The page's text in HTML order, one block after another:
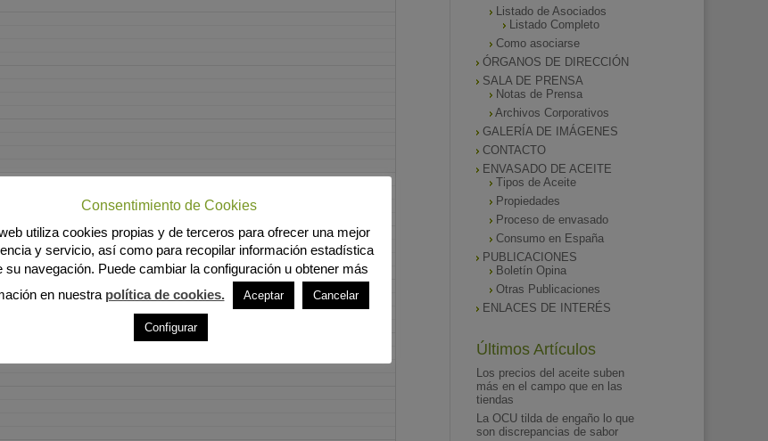
Listado de Asociados
Listado Completo
Como asociarse
ÓRGANOS DE DIRECCIÓN
SALA DE PRENSA
Notas de Prensa
Archivos Corporativos
GALERÍA DE IMÁGENES
CONTACTO
ENVASADO DE ACEITE
Tipos de Aceite
Propiedades
Proceso de envasado
Consumo en España
PUBLICACIONES
Boletín Opina
Otras Publicaciones
ENLACES DE INTERÉS
Últimos Artículos
Los precios del aceite suben
más en el campo que en las
tiendas
La OCU tilda de engaño lo que
son discrepancias de sabor
Consentimiento de Cookies
utiliza cookies propias y de terceros para ofrecer una mejor
y servicio, así como para recopilar información estadística
su navegación. Puede cambiar la configuración u obtener más
en nuestra política de cookies. Aceptar Cancelar
Configurar